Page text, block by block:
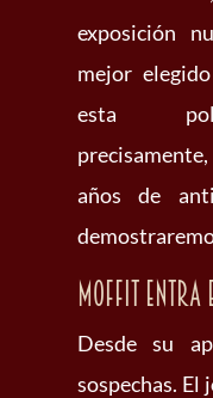
exposición
mejor
esta
años de
Moffit entra
Desde su
sospechas. El